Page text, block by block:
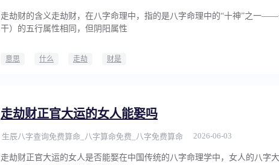
走劫财的含义走劫财，在八字命理中，指的是八字命理中的“十神”之一
干）的五行属性相同，但阴阳属性
意思 什么 走劫 财是
走劫财正官大运的女人能娶吗
生辰八字查询免费算命_八字算命免费_八字免费算命 2026-06-03
走劫财正官大运的女人是否能娶在中国传统的八字命理学中，女人的八字